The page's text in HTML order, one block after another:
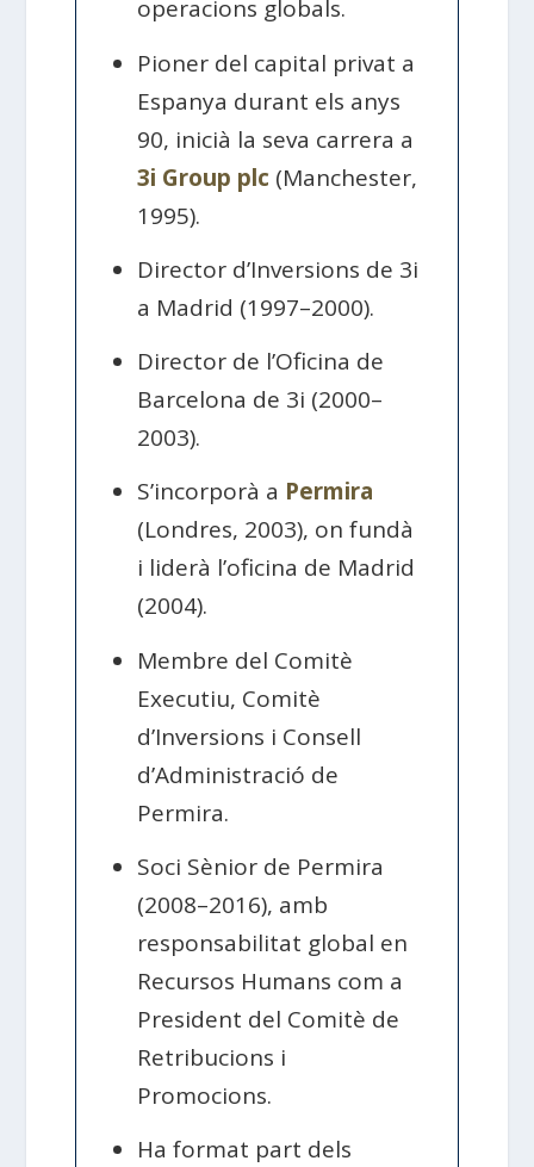
operacions globals.
Pioner del capital privat a
Espanya durant els anys
90, inicià la seva carrera a
3i Group plc (Manchester,
1995).
Director d’Inversions de 3i
a Madrid (1997–2000).
Director de l’Oficina de
Barcelona de 3i (2000–
2003).
S’incorporà a Permira
(Londres, 2003), on fundà
i liderà l’oficina de Madrid
(2004).
Membre del Comitè
Executiu, Comitè
d’Inversions i Consell
d’Administració de
Permira.
Soci Sènior de Permira
(2008–2016), amb
responsabilitat global en
Recursos Humans com a
President del Comitè de
Retribucions i
Promocions.
Ha format part dels